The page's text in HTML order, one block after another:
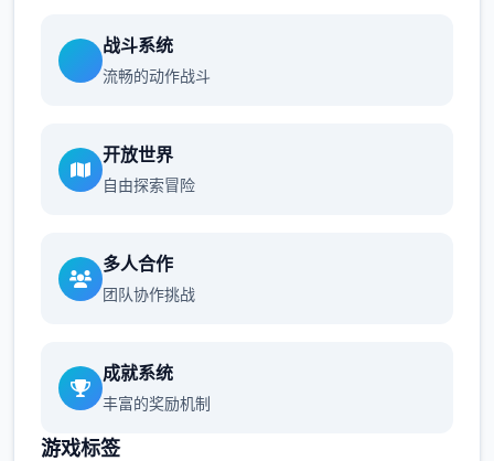
战斗系统
流畅的动作战斗
开放世界
自由探索冒险
多人合作
团队协作挑战
成就系统
丰富的奖励机制
游戏标签